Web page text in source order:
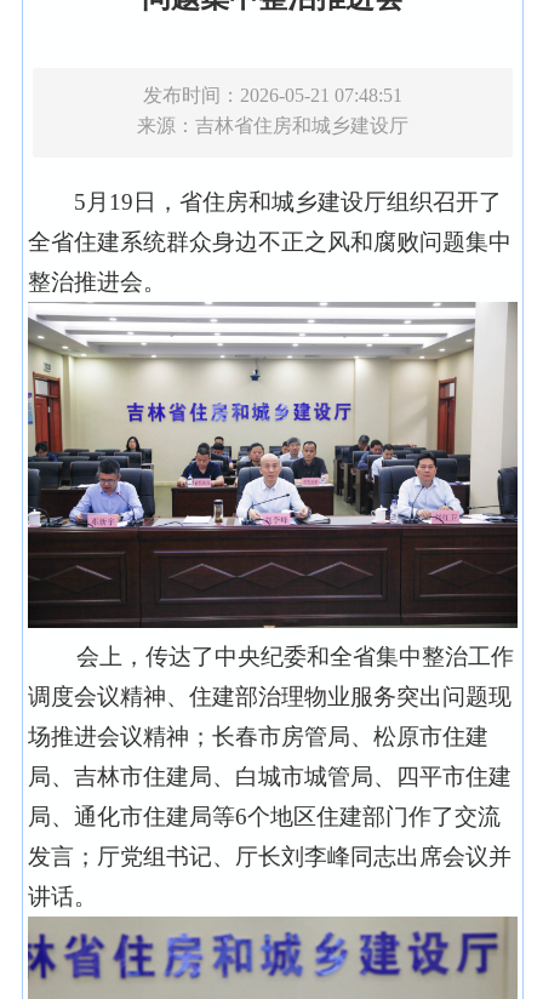
发布时间：2026-05-21 07:48:51
来源： 吉林省住房和城乡建设厅
5月19日，省住房和城乡建设厅组织召开了
全省住建系统群众身边不正之风和腐败问题集中
整治推进会。
会上，传达了中央纪委和全省集中整治工作
调度会议精神、住建部治理物业服务突出问题现
场推进会议精神；长春市房管局、松原市住建
局、吉林市住建局、白城市城管局、四平市住建
局、通化市住建局等6个地区住建部门作了交流
发言；厅党组书记、厅长刘李峰同志出席会议并
讲话。